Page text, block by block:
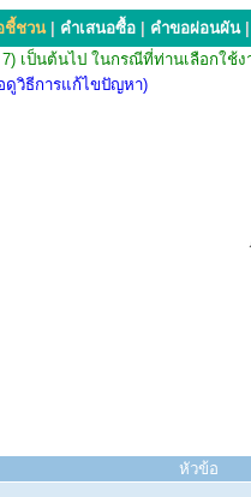
ชี้ชวน คำเสนอซื้อ คำขอผ่อนผัน
7) เป็นต้นไป ในกรณีที่ท่านเลือ
ดูวิธีการแก้ไขปัญหา)
หัวข้อ